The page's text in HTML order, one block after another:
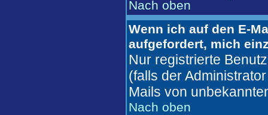
Nach oben
Wenn ich auf den E-
aufgefordert, mich
Nur registrierte
(falls der
Mails von
Nach oben